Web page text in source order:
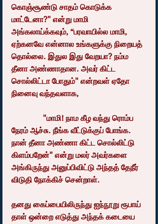
கொஞ்சூண்டு சாதம் கொடுக்க
மாட்டேனா?" என்று மாமி
அங்கலாய்க்கவும், “பரவாயில்ல மாமி,
ஏற்கனவே என்னால உங்களுக்கு நிறையத்
தொல்லை. இதுல இது வேறயா? நம்ம
தீனா அண்ணாதான. அவர் கிட்ட
சொல்லிட்டா போதும்" என்றவள் ஏதோ
நினைவு வந்தவளாக,
நேரம் ஆச்சு. நீங்க வீட்டுக்குப் போங்க.
நான் தீனா அண்ணா கிட்ட சொல்லிட்டு
கிளம்பறேன்" என்று மலர் அவர்களை
அங்கிருந்து அனுப்பிவிட்டு அந்தத் தேநீர்
விடுதி நோக்கிச் சென்றாள்.
தனது கைப்பையிலிருந்து ஐந்நூறு ரூபாய்
தாள் ஒன்றை எடுத்து அந்தக் கடையை